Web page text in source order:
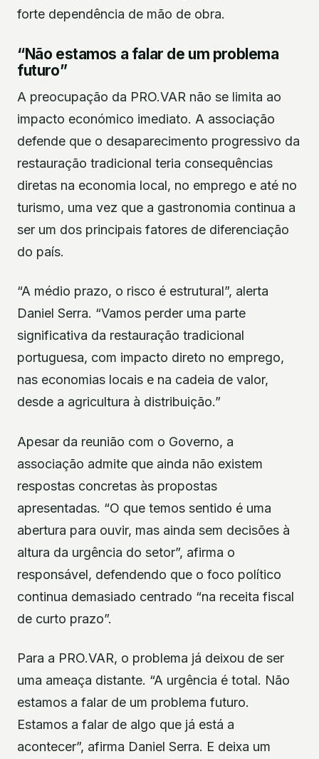
forte dependência de mão de obra.
“Não estamos a falar de um problema
futuro”
A preocupação da PRO.VAR não se limita ao
impacto económico imediato. A associação
defende que o desaparecimento progressivo da
restauração tradicional teria consequências
diretas na economia local, no emprego e até no
turismo, uma vez que a gastronomia continua a
ser um dos principais fatores de diferenciação
do país.
“A médio prazo, o risco é estrutural”, alerta
Daniel Serra. “Vamos perder uma parte
significativa da restauração tradicional
portuguesa, com impacto direto no emprego,
nas economias locais e na cadeia de valor,
desde a agricultura à distribuição.”
Apesar da reunião com o Governo, a
associação admite que ainda não existem
respostas concretas às propostas
apresentadas. “O que temos sentido é uma
abertura para ouvir, mas ainda sem decisões à
altura da urgência do setor”, afirma o
responsável, defendendo que o foco político
continua demasiado centrado “na receita fiscal
de curto prazo”.
Para a PRO.VAR, o problema já deixou de ser
uma ameaça distante. “A urgência é total. Não
estamos a falar de um problema futuro.
Estamos a falar de algo que já está a
acontecer”, afirma Daniel Serra. E deixa um